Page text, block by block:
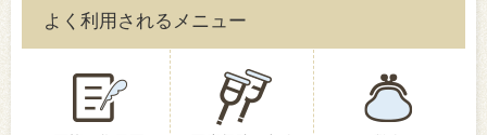
よく利用されるメニュー